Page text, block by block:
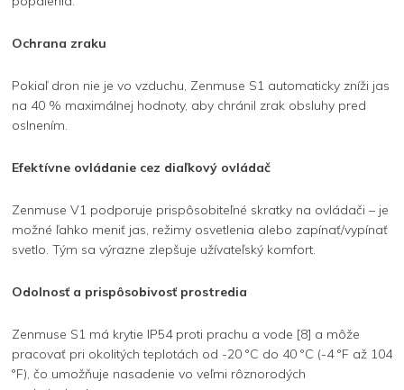
Ochrana zraku
Pokiaľ dron nie je vo vzduchu, Zenmuse S1 automaticky zníži jas
na 40 % maximálnej hodnoty, aby chránil zrak obsluhy pred
oslnením.
Efektívne ovládanie cez diaľkový ovládač
Zenmuse V1 podporuje prispôsobiteľné skratky na ovládači – je
možné ľahko meniť jas, režimy osvetlenia alebo zapínať/vypínať
svetlo. Tým sa výrazne zlepšuje užívateľský komfort.
Odolnosť a prispôsobivosť prostredia
Zenmuse S1 má krytie IP54 proti prachu a vode [8] a môže
pracovať pri okolitých teplotách od -20 °C do 40 °C (-4 °F až 104
°F), čo umožňuje nasadenie vo veľmi rôznorodých